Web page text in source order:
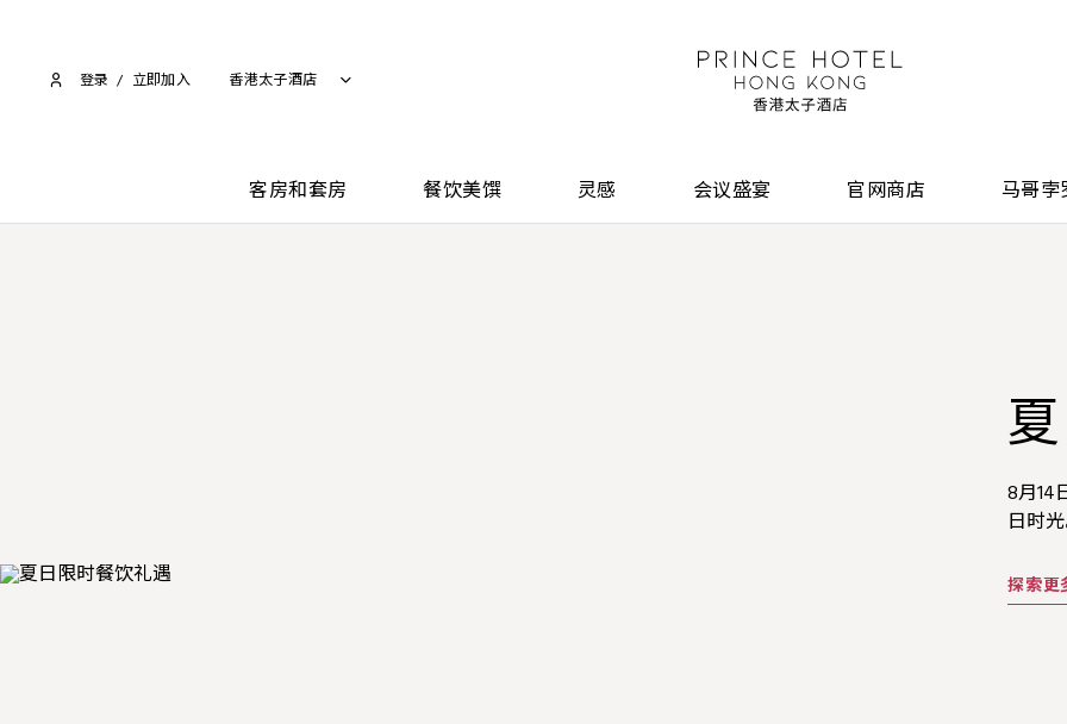
登录 / 立即加入​ 香港太子酒店
客房和套房 餐饮美馔 灵感 会议盛宴 官网商店 马哥孛
官网
探索
8月14
日时光
探索更
余味悠
探索更
味蕾
得极致
探索更
婚宴
数
预订
数及